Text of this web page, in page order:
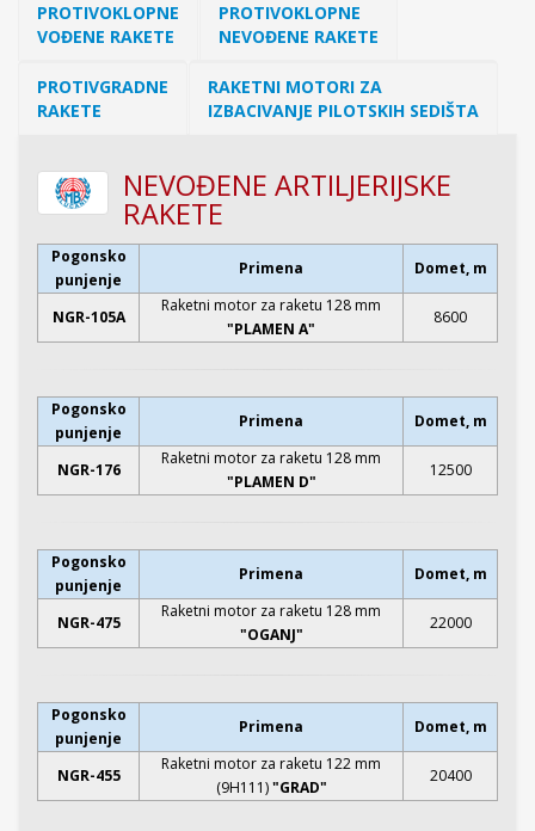
PROTIVOKLOPNE
VOĐENE RAKETE
PROTIVOKLOPNE
NEVOĐENE RAKETE
PROTIVGRADNE
RAKETE
RAKETNI MOTORI ZA
IZBACIVANJE PILOTSKIH SEDIŠTA
NEVOĐENE ARTILJERIJSKE
RAKETE
Pogonsko
punjenje
Primena Domet, m
NGR-105A
Raketni motor za raketu 128 mm
"PLAMEN A"
8600
Pogonsko
punjenje
Primena Domet, m
NGR-176
Raketni motor za raketu 128 mm
"PLAMEN D"
12500
Pogonsko
punjenje
Primena Domet, m
NGR-475
Raketni motor za raketu 128 mm
"OGANJ"
22000
Pogonsko
punjenje
Primena Domet, m
NGR-455
Raketni motor za raketu 122 mm
(9H111) "GRAD"
20400